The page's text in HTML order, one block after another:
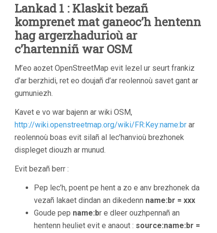
Lankad 1 : Klaskit bezañ
komprenet mat ganeoc’h hentenn
hag argerzhadurioù ar
c’hartenniñ war OSM
M’eo aozet OpenStreetMap evit lezel ur seurt frankiz
d’ar berzhidi, ret eo doujañ d’ar reolennoù savet gant ar
gumuniezh.
Kavet e vo war bajenn ar wiki OSM,
http://wiki.openstreetmap.org/wiki/FR:Key:name:br ar
reolennoù boas evit silañ al lec’hanvioù brezhonek
displeget diouzh ar munud.
Evit bezañ berr :
Pep lec’h, poent pe hent a zo e anv brezhonek da
vezañ lakaet dindan an dikedenn name:br = xxx
Goude pep name:br e dleer ouzhpennañ an
hentenn heuliet evit e anaout : source:name:br =